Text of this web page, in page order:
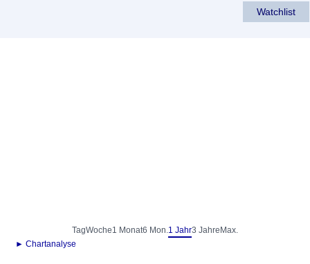
Watchlist
TagWoche1 Monat6 Mon.1 Jahr3 Jahre Max.
► Chartanalyse